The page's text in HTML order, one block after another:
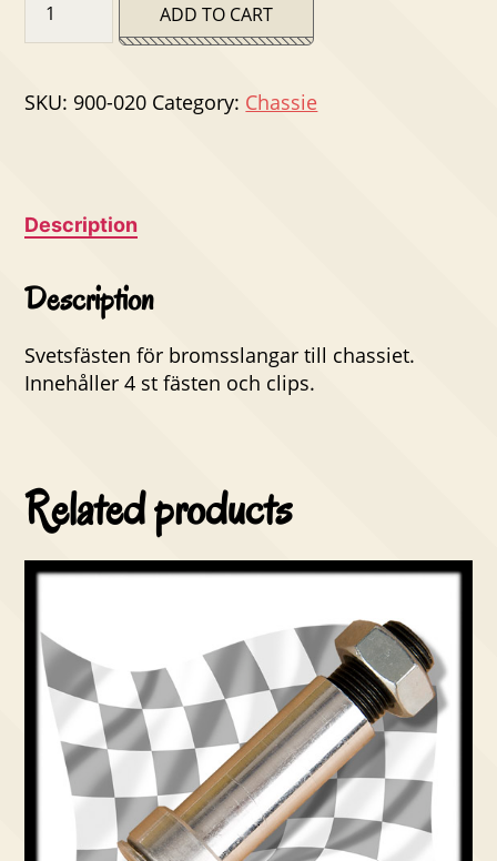
bromsslang
quantity
ADD TO CART
SKU: 900-020 Category: Chassie
Description
Description
Svetsfästen för bromsslangar till chassiet.
Innehåller 4 st fästen och clips.
Related products